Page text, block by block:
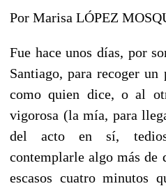
Por Marisa LÓPEZ
Fue hace unos días, por
Santiago, para recoger
como quien dice, o al
vigorosa (la mía, para
del acto en sí,
contemplarle algo más de
escasos cuatro minutos